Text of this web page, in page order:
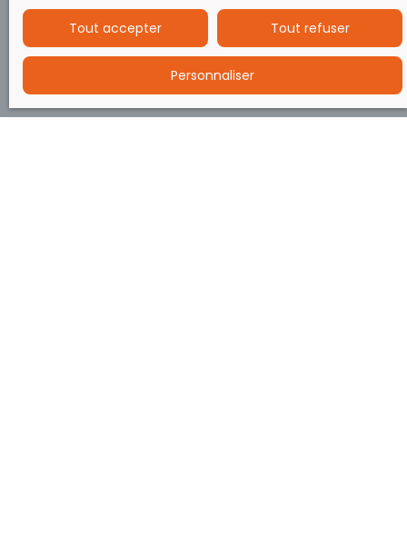
Tout accepter Tout refuser
Personnaliser